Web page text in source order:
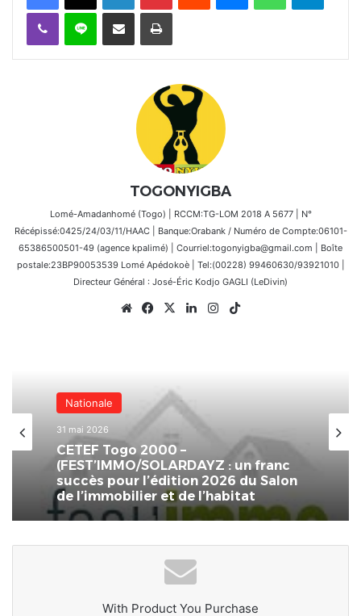
Viber Ligne Partager par email Imprimer
TOGONYIGBA
Lomé-Amadanhomé (Togo) | RCCM:TG-LOM 2018 A 5677 | N°
Récépissé:0425/24/03/11/HAAC | Banque:Orabank / Numéro de Compte:06101-
65386500501-49 (agence kpalimé) | Courriel:togonyigba@gmail.com | Boîte
postale:23BP90053539 Lomé Apédokoè | Tel:(00228) 99460630/93921010 |
Directeur Général : José-Éric Kodjo GAGLI (LeDivin)
WebsiteFacebook
X LinkedinInstagram
Nationale
31 mai 2026
CETEF Togo 2000 –
(FEST’IMMO/SOLARDAYZ : un franc
succès pour l’édition 2026 du Salon
de l’immobilier et de l’habitat
With Product You Purchase